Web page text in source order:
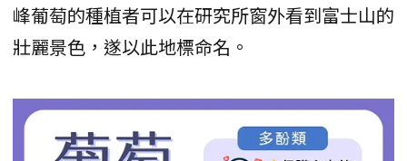
峰葡萄的種植者可以在研究所窗外看到富士山的
壯麗景色，遂以此地標命名。